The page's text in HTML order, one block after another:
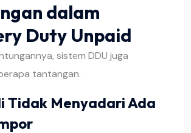
dalam
Duty Unpaid
sistem DDU juga
tantangan.
Tidak Menyadari Ada